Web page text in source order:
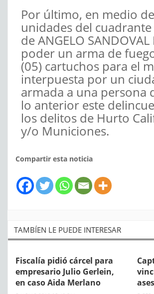
Por último, en medio
unidades del
de ANGELO
poder un arma de
(05) cartuchos para el
interpuesta por un
armada a una persona
lo anterior este
los delitos de Hurto
y/o Municiones.
Compartir esta noticia
TAMBÍEN LE PUEDE INTERESAR
Fiscalía pidió cárcel para
empresario Julio Gerlein,
en caso Aida Merlano